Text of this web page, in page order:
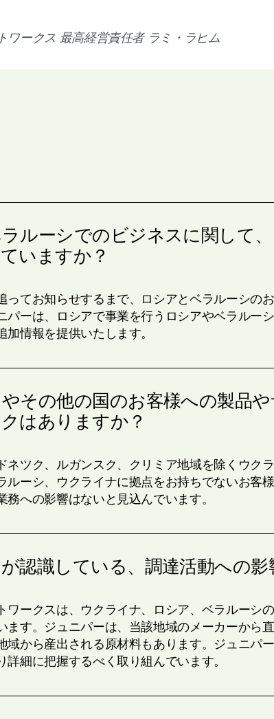
ワークス 最高経営責任者 ラミ・ラヒム
ルーシでのビジネスに関して
いますか？
ってお知らせするまで、ロシアとベラルーシの
パーは、ロシアで事業を行うロシアやベラルー
加情報を提供いたします。
その他の国のお客様への製品
はありますか？
ネツク、ルガンスク、クリミア地域を除くウク
ルーシ、ウクライナに拠点をお持ちでないお客
務への影響はないと見込んでいます。
認識している、調達活動への影
ワークスは、ウクライナ、ロシア、ベラルーシ
ます。ジュニパーは、当該地域のメーカーから
域から産出される原材料もあります。ジュニパ
詳細に把握するべく取り組んでいます。